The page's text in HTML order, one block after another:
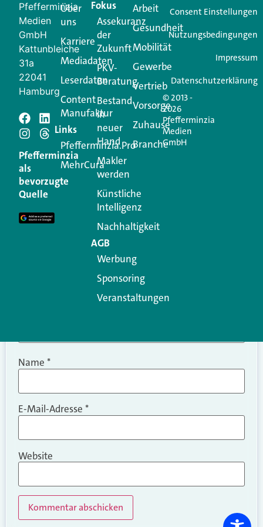
Ihren Vertriebsalltag leichter macht. Mit nur einem
Login.
Jetzt anmelden
Schreiben Sie einen
Kommentar
Ihre E-Mail-Adresse wird nicht veröffentlicht.
Erforderliche Felder sind mit
Kommentar
Name *
E-Mail-Adresse *
Website
Pfefferminzia
Medien
GmbH
Kattunbleiche
31a
22041
Hamburg
Pfefferminzia
als
bevorzugte
Quelle
Über
uns
Karriere
Mediadaten
Leserdaten
Content
Manufaktur
Links
Pfefferminzia.Pro
MehrCura
Fokus
Assekuranz
der
Zukunft
PKV-
Beratung
Bestand
in
neuer
Hand
Makler
werden
Künstliche
Intelligenz
Nachhaltigkeit
AGB
Werbung
Sponsoring
Veranstaltungen
Arbeit
Gesundheit
Mobilität
Gewerbe
Vertrieb
Vorsorge
Zuhause
Branche
© 2013 -
2026
Pfefferminzia
Medien
GmbH
Consent Einstellungen
Nutzungsbedingungen
Impressum
Datenschutzerklärung